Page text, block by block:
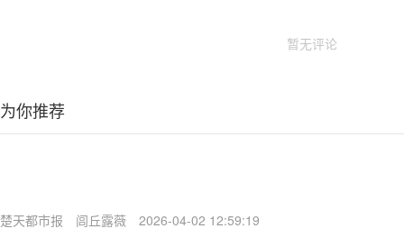
暂无评论
为你推荐
楚天都市报 闾丘露薇 2026-04-02 12:59:19